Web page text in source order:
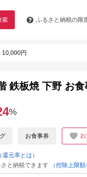
索 ふるさと納税の限
10,000円
鉄板焼 下野 お食
%
お食事券
（還元率とは）
と納税できます
（控除上限額